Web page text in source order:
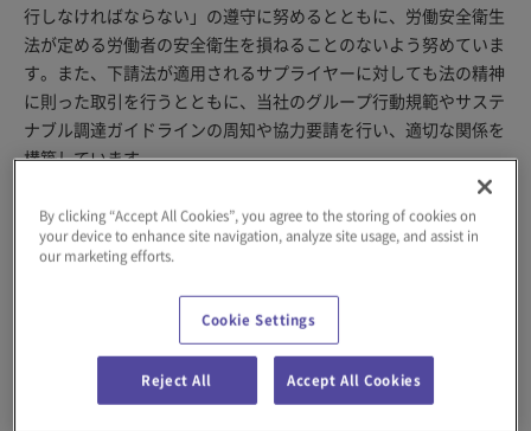
行しなければならない」の遵守に努めるとともに、労働安全衛生
法が定める労働者の安全衛生を損ねることのないよう努めていま
す。また、下請法が適用されるサプライヤーに対しても法の精神
に則った取引を行うとともに、当社のグループ行動規範やサステ
ナブル調達ガイドラインの周知や協力要請を行い、適切な関係を
構築しています。
推進体制
当社グループは、国内外の拠点で働くすべての従業員および請負
事業者・サプライヤーの安全をすべてに優先させることを基本
に、CEO直轄の中央安全衛生委員会を設置し、労働災害の撲滅に
By clicking “Accept All Cookies”, you agree to the storing of cookies on
your device to enhance site navigation, analyze site usage, and assist in
our marketing efforts.
Cookie Settings
Reject All Accept All Cookies